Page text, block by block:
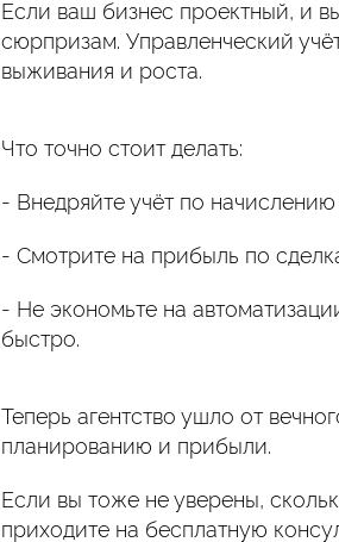
Если ваш бизнес проектный, и
сюрпризам. Управленческий
выживания и роста.
Что точно стоит делать:
- Внедряйте учёт по
- Смотрите на прибыль по
- Не экономьте на
быстро.
Теперь агентство ушло от
планированию и прибыли.
Если вы тоже не уверены,
приходите на бесплатную